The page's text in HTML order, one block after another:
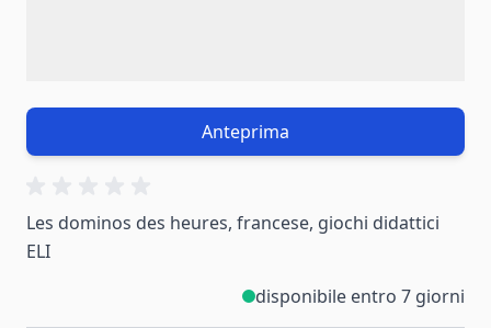
Anteprima
Les dominos des heures, francese, giochi didattici
ELI
disponibile entro 7 giorni